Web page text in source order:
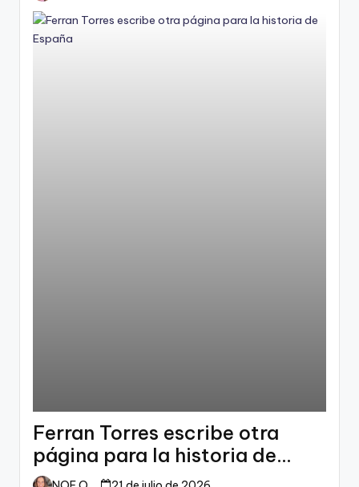
Ferran Torres escribe otra
página para la historia de
España